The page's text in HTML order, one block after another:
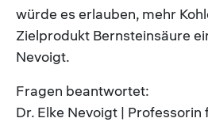
würde es erlauben, mehr
Zielprodukt Bernsteinsäure
Nevoigt.
Fragen beantwortet:
Dr. Elke Nevoigt |